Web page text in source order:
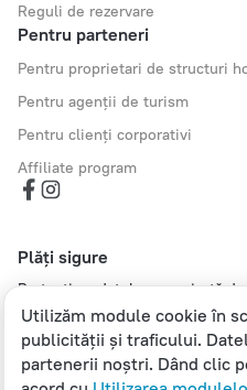
Reguli de rezervare
Pentru parteneri
Pentru proprietari de structuri
Pentru agenții de turism
Pentru clienți corporativi
Affiliate program
Plăți sigure
Protecție a datelor securizată
rang.
Utilizăm module cookie în
publicității și traficului.
partenerii noștri. Dând clic